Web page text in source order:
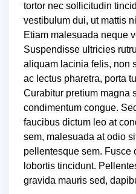
tortor nec sollicitudin
vestibulum dui, ut mattis
Etiam malesuada neque
Suspendisse ultricies
aliquam lacinia felis, non
ac lectus pharetra, porta
Curabitur pretium magna
condimentum congue.
faucibus dictum leo at
sem, malesuada at odio
pellentesque sem. Fusce
lobortis tincidunt.
gravida mauris sed,